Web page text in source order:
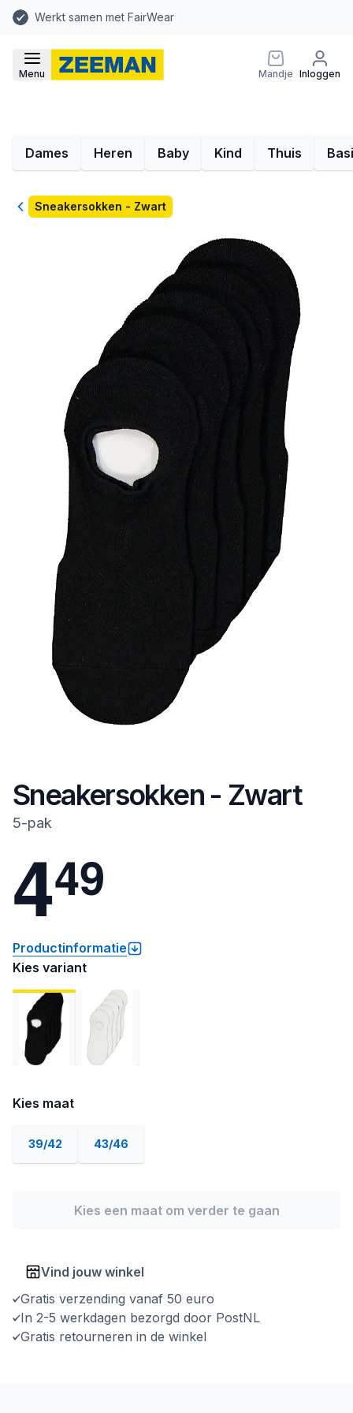
Werkt samen met FairWear
Menu Mandje Inloggen
Dames Heren Baby Kind Thuis
TerugSneakersokken - Zwart
Sneakersokken - Zwart
5-pak
449
Productinformatie
Kies variant
Kies maat
39/42 43/46
Kies een maat om verder te gaan
Vind jouw winkel
Gratis verzending vanaf 50 euro
In 2-5 werkdagen bezorgd door PostNL
Gratis retourneren in de winkel